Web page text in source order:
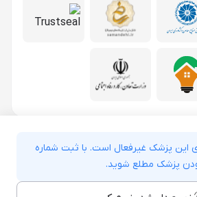
این پزشک غیرفعال است. با ثبت شماره
پزشک مطلع شوید.